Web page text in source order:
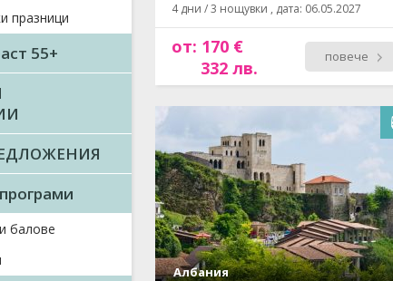
празници
55+
балове
4 дни / 3 нощувки , дата: 06.05.2027
от: 170 €
332 лв.
повече
Албания